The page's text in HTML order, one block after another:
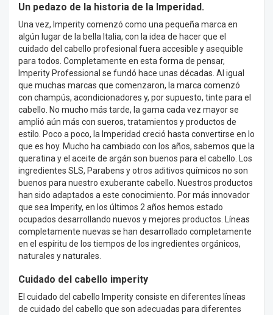
Un pedazo de la historia de la Imperidad.
Una vez, Imperity comenzó como una pequeña marca en
algún lugar de la bella Italia, con la idea de hacer que el
cuidado del cabello profesional fuera accesible y asequible
para todos. Completamente en esta forma de pensar,
Imperity Professional se fundó hace unas décadas. Al igual
que muchas marcas que comenzaron, la marca comenzó
con champús, acondicionadores y, por supuesto, tinte para el
cabello. No mucho más tarde, la gama cada vez mayor se
amplió aún más con sueros, tratamientos y productos de
estilo. Poco a poco, la Imperidad creció hasta convertirse en lo
que es hoy. Mucho ha cambiado con los años, sabemos que la
queratina y el aceite de argán son buenos para el cabello. Los
ingredientes SLS, Parabens y otros aditivos químicos no son
buenos para nuestro exuberante cabello. Nuestros productos
han sido adaptados a este conocimiento. Por más innovador
que sea Imperity, en los últimos 2 años hemos estado
ocupados desarrollando nuevos y mejores productos. Líneas
completamente nuevas se han desarrollado completamente
en el espíritu de los tiempos de los ingredientes orgánicos,
naturales y naturales.
Cuidado del cabello imperity
El cuidado del cabello Imperity consiste en diferentes líneas
de cuidado del cabello que son adecuadas para diferentes